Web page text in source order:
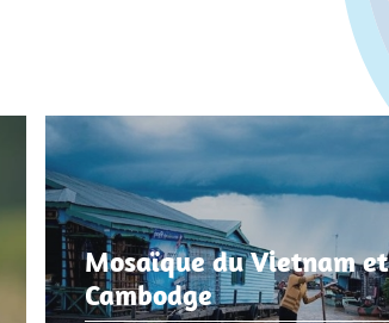
Mosaïque du Vietnam et
Cambodge